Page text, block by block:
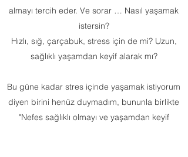
almayı tercih eder. Ve sorar … Nasıl yaşamak
istersin?
Hızlı, sığ, çarçabuk, stress için de mi? Uzun,
sağlıklı yaşamdan keyif alarak mı?
Bu güne kadar stres içinde yaşamak istiyorum
diyen birini henüz duymadım, bununla birlikte
"Nefes sağlıklı olmayı ve yaşamdan keyif